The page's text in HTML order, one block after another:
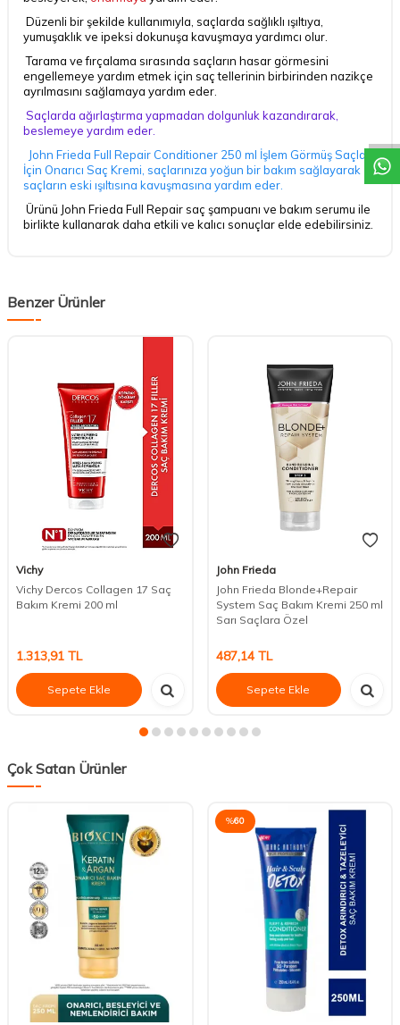
Düzenli bir şekilde kullanımıyla, saçlarda sağlıklı ışıltıya,
yumuşaklık ve ipeksi dokunuşa kavuşmaya yardımcı olur.
Tarama ve fırçalama sırasında saçların hasar görmesini
engellemeye yardım etmek için saç tellerinin birbirinden nazikçe
ayrılmasını sağlamaya yardım eder.
Saçlarda ağırlaştırma yapmadan dolgunluk kazandırarak,
beslemeye yardım eder.
John Frieda Full Repair Conditioner 250 ml İşlem Görmüş Saçlar
İçin Onarıcı Saç Kremi, saçlarınıza yoğun bir bakım sağlayarak
saçların eski ışıltısına kavuşmasına yardım eder.
Ürünü John Frieda Full Repair saç şampuanı ve bakım serumu ile
birlikte kullanarak daha etkili ve kalıcı sonuçlar elde edebilirsiniz.
Benzer Ürünler
Vichy
Vichy Dercos Collagen 17 Saç
Bakım Kremi 200 ml
1.313,91 TL
Sepete Ekle
John Frieda
John Frieda Blonde+Repair
System Saç Bakım Kremi 250 ml
Sarı Saçlara Özel
487,14TL
Sepete Ekle
Çok Satan Ürünler
%60